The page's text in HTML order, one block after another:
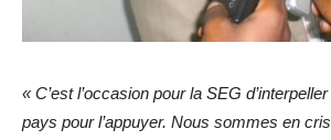
« C’est l’occasion pour la SEG
pays pour l’appuyer. Nous sommes en